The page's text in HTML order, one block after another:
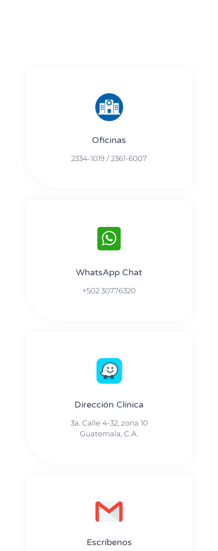
Oficinas
2334-1019 / 2361-6007
WhatsApp Chat
+502 30776320
Dirección Clínica
3a. Calle 4-32, zona 10
Guatemala, C.A.
Escríbenos